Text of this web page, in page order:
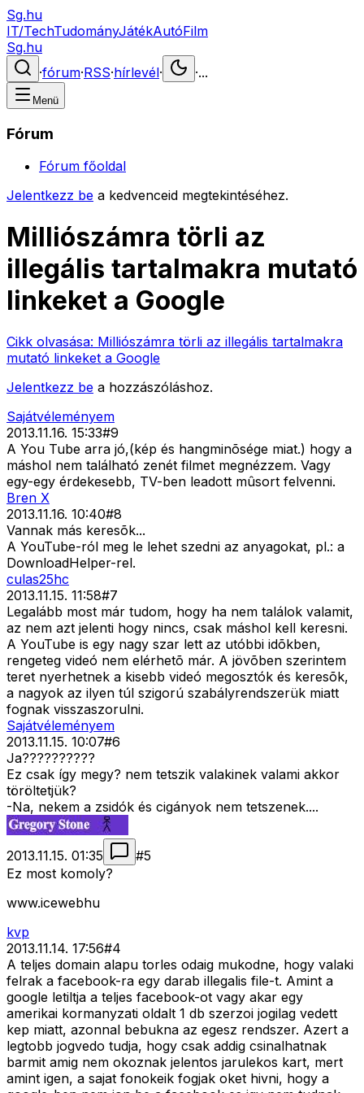
Sg.hu
IT/TechTudományJátékAutóFilm
Sg.hu
·fórum·RSS·hírlevél· ·...
Menü
Fórum
Fórum főoldal
Jelentkezz be a kedvenceid megtekintéséhez.
Milliószámra törli az
illegális tartalmakra mutató
linkeket a Google
Cikk olvasása: Milliószámra törli az illegális tartalmakra
mutató linkeket a Google
Jelentkezz be a hozzászóláshoz.
Sajátvéleményem
2013.11.16. 15:33#9
A You Tube arra jó,(kép és hangminõsége miat.) hogy a
máshol nem található zenét filmet megnézzem. Vagy
egy-egy érdekesebb, TV-ben leadott mûsort felvenni.
Bren X
2013.11.16. 10:40#8
Vannak más keresõk...
A YouTube-ról meg le lehet szedni az anyagokat, pl.: a
DownloadHelper-rel.
culas25hc
2013.11.15. 11:58#7
Legalább most már tudom, hogy ha nem találok valamit,
az nem azt jelenti hogy nincs, csak máshol kell keresni.
A YouTube is egy nagy szar lett az utóbbi idõkben,
rengeteg videó nem elérhetõ már. A jövõben szerintem
teret nyerhetnek a kisebb videó megosztók és keresõk,
a nagyok az ilyen túl szigorú szabályrendszerük miatt
fognak visszaszorulni.
Sajátvéleményem
2013.11.15. 10:07#6
Ja??????????
Ez csak így megy? nem tetszik valakinek valami akkor
töröltetjük?
-Na, nekem a zsidók és cigányok nem tetszenek....
2013.11.15. 01:35 #5
Ez most komoly?
www.icewebhu
kvp
2013.11.14. 17:56#4
A teljes domain alapu torles odaig mukodne, hogy valaki
felrak a facebook-ra egy darab illegalis file-t. Amint a
google letiltja a teljes facebook-ot vagy akar egy
amerikai kormanyzati oldalt 1 db szerzoi jogilag vedett
kep miatt, azonnal bebukna az egesz rendszer. Azert a
legtobb jogvedo tudja, hogy csak addig csinalhatnak
barmit amig nem okoznak jelentos jarulekos kart, mert
amint igen, a sajat fonokeik fogjak oket hivni, hogy a